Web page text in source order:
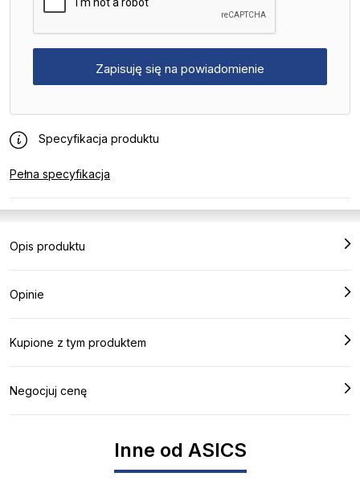
Specyfikacja produktu
Pełna specyfikacja
Opis produktu
Opinie
Kupione z tym produktem
Negocjuj cenę
Inne od ASICS